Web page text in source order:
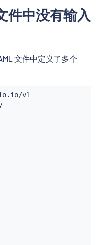
}
]
}
},
件中没有输入
文件中定义了多个
AuthorizationPolicy